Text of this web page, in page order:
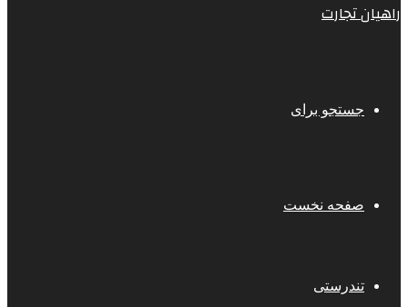
راهیان تجارت
جستجو برای
صفحه نخست
تندرستی